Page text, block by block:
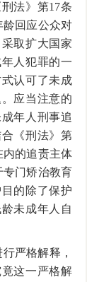
法》第17条
回应公众对
取扩大国家
人犯罪的一
认可了未成
应当注意的
年人刑事追
《刑法》第
内的追责主体
专门矫治教育
的除了保护
未成年人自
严格解释，
这一严格解